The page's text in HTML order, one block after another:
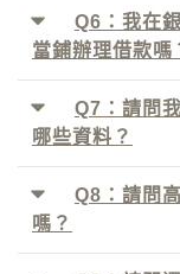
Q6：我在
當鋪辦理借款嗎
Q7：請問
哪些資料？
Q8：請問
嗎？